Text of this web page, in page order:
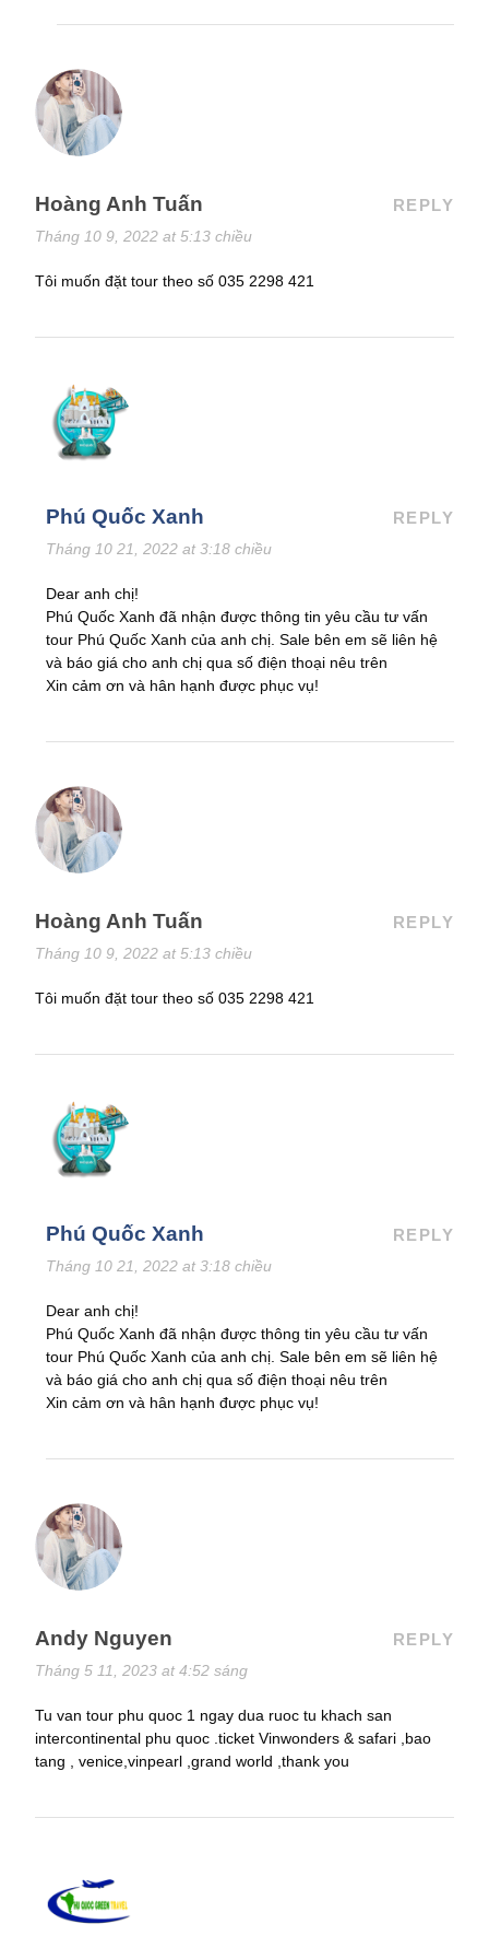
Hoàng Anh Tuấn
Tháng 10 9, 2022 at 5:13 chiều
REPLY
Tôi muốn đặt tour theo số 035 2298 421
Phú Quốc Xanh
Tháng 10 21, 2022 at 3:18 chiều
REPLY
Dear anh chị!
Phú Quốc Xanh đã nhận được thông tin yêu cầu tư vấn
tour Phú Quốc Xanh của anh chị. Sale bên em sẽ liên hệ
và báo giá cho anh chị qua số điện thoại nêu trên
Xin cảm ơn và hân hạnh được phục vụ!
Hoàng Anh Tuấn
Tháng 10 9, 2022 at 5:13 chiều
REPLY
Tôi muốn đặt tour theo số 035 2298 421
Phú Quốc Xanh
Tháng 10 21, 2022 at 3:18 chiều
REPLY
Dear anh chị!
Phú Quốc Xanh đã nhận được thông tin yêu cầu tư vấn
tour Phú Quốc Xanh của anh chị. Sale bên em sẽ liên hệ
và báo giá cho anh chị qua số điện thoại nêu trên
Xin cảm ơn và hân hạnh được phục vụ!
Andy Nguyen
Tháng 5 11, 2023 at 4:52 sáng
REPLY
Tu van tour phu quoc 1 ngay dua ruoc tu khach san
intercontinental phu quoc .ticket Vinwonders & safari ,bao
tang , venice,vinpearl ,grand world ,thank you